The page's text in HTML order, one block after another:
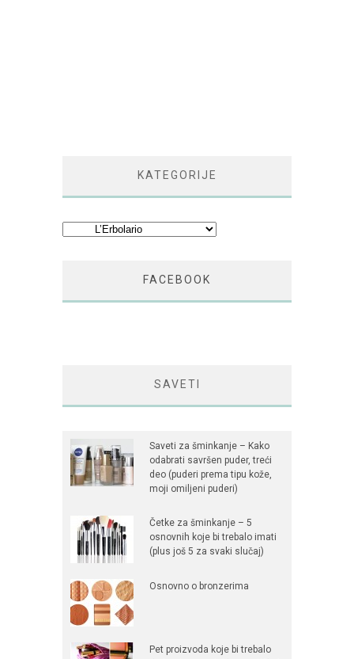
KATEGORIJE
Kategorije
FACEBOOK
SAVETI
Saveti za šminkanje – Kako
odabrati savršen puder, treći
deo (puderi prema tipu kože,
moji omiljeni puderi)
Četke za šminkanje – 5
osnovnih koje bi trebalo imati
(plus još 5 za svaki slučaj)
Osnovno o bronzerima
Pet proizvoda koje bi trebalo